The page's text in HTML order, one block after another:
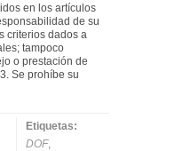
en los artículos
de su
criterios dados a
tampoco
o prestación de
Se prohíbe su
Etiquetas:
DOF,